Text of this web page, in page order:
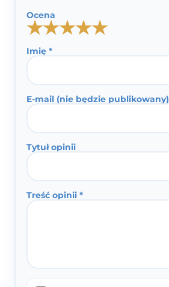
Ocena
★
★
★
★
★
Imię *
E-mail (nie będzie publikowany)
Tytuł opinii
Treść opinii *